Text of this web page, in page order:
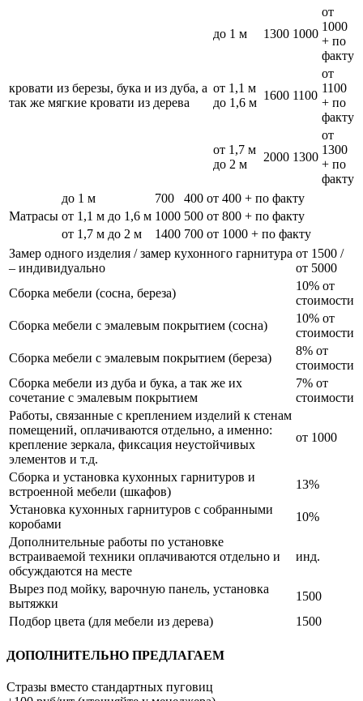
кровати из березы, бука и из дуба, а
так же мягкие кровати из дерева
до 1 м 1300 1000
от
1000
+ по
факту
от 1,1 м
до 1,6 м
1600 1100
от
1100
+ по
факту
от 1,7 м
до 2 м
2000 1300
от
1300
+ по
факту
Матрасы
до 1 м 700 400 от 400 + по факту
от 1,1 м до 1,6 м 1000 500 от 800 + по факту
от 1,7 м до 2 м
1400 700 от 1000 + по факту
Замер одного изделия / замер кухонного гарнитура
– индивидуально
от 1500 /
от 5000
Сборка мебели (сосна, береза)
10% от
стоимости
Сборка мебели с эмалевым покрытием (сосна)
10% от
стоимости
Сборка мебели с эмалевым покрытием (береза)
8% от
стоимости
Сборка мебели из дуба и бука, а так же их
сочетание с эмалевым покрытием
7% от
стоимости
Работы, связанные с креплением изделий к стенам
помещений, оплачиваются отдельно, а именно:
крепление зеркала, фиксация неустойчивых
элементов и т.д.
от 1000
Сборка и установка кухонных гарнитуров и
встроенной мебели (шкафов)
13%
Установка кухонных гарнитуров с собранными
коробами
10%
Дополнительные работы по установке
встраиваемой техники оплачиваются отдельно и
обсуждаются на месте
инд.
Вырез под мойку, варочную панель, установка
вытяжки
1500
Подбор цвета (для мебели из дерева)
1500
ДОПОЛНИТЕЛЬНО ПРЕДЛАГАЕМ
Стразы вместо стандартных пуговиц